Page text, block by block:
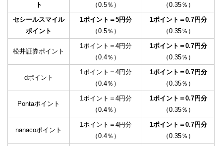
ト
（0.5％）
（0.35％）
セシールスマイル
ポイント
1ポイント＝5円分
（0.5％）
1ポイント＝0.7円分
（0.35％）
松井証券ポイント
1ポイント＝4円分
（0.4％）
1ポイント＝0.7円分
（0.35％）
dポイント
1ポイント＝4円分
（0.4％）
1ポイント＝0.7円分
（0.35％）
Pontaポイント
1ポイント＝4円分
（0.4％）
1ポイント＝0.7円分
（0.35％）
nanacoポイント
1ポイント＝4円分
（0.4％）
1ポイント＝0.7円分
（0.35％）